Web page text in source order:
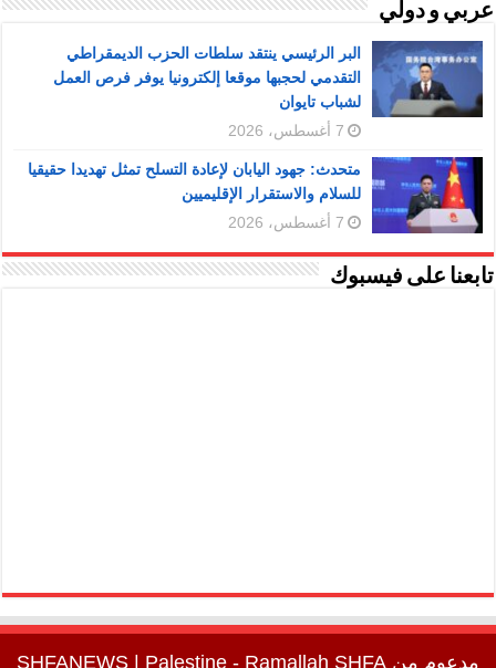
عربي و دولي
البر الرئيسي ينتقد سلطات الحزب الديمقراطي
التقدمي لحجبها موقعا إلكترونيا يوفر فرص العمل
لشباب تايوان
7 أغسطس، 2026
متحدث: جهود اليابان لإعادة التسلح تمثل تهديدا حقيقيا
للسلام والاستقرار الإقليميين
7 أغسطس، 2026
تابعنا على فيسبوك
مدعوم من SHFANEWS | Palestine - Ramallah SHFA